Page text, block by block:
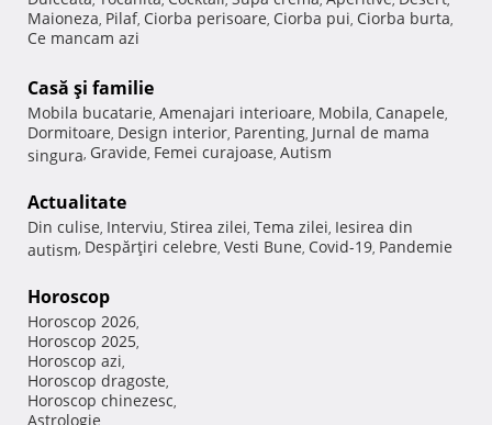
Maioneza, Pilaf, Ciorba perisoare, Ciorba pui, Ciorba burta,
Ce mancam azi
Casă şi familie
Mobila bucatarie, Amenajari interioare, Mobila, Canapele,
Dormitoare, Design interior, Parenting, Jurnal de mama
singura, Gravide, Femei curajoase, Autism
Actualitate
Din culise, Interviu, Stirea zilei, Tema zilei, Iesirea din
autism, Despărţiri celebre, Vesti Bune, Covid-19, Pandemie
Horoscop
Horoscop 2026,
Horoscop 2025,
Horoscop azi,
Horoscop dragoste,
Horoscop chinezesc,
Astrologie